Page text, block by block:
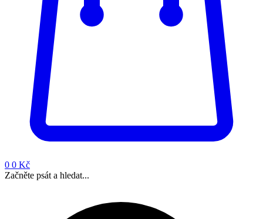
0 0 Kč
Začněte psát a hledat...